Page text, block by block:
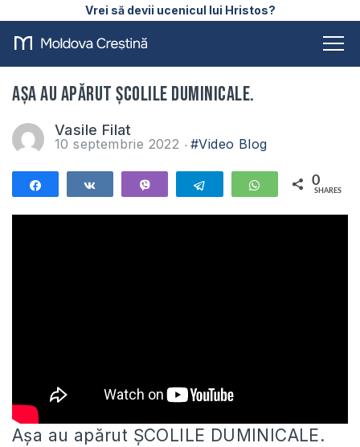
Vrei să devii ucenicul lui Hristos?
Așa au apărut ȘCOLILE DUMINICALE.
Vasile Filat
10 septembrie 2022 #Video Blog
Telegram WhatsApp
0
SHARES
Așa au apărut ȘCOLILE DUMINICALE.